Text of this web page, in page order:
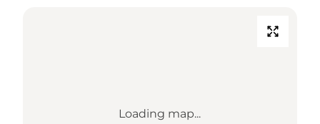
Loading map...